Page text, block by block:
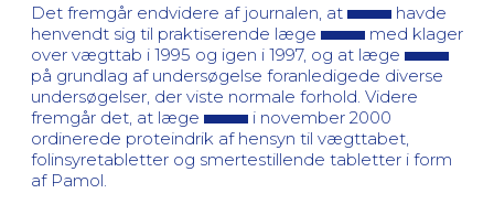
Det fremgår endvidere af journalen, at
havde
henvendt sig til praktiserende læge
med klager
over vægttab i 1995 og igen i 1997, og at læge
på grundlag af undersøgelse foranledigede diverse
undersøgelser, der viste normale forhold. Videre
fremgår det, at læge
i november 2000
ordinerede proteindrik af hensyn til vægttabet,
folinsyretabletter og smertestillende tabletter i form
af Pamol.